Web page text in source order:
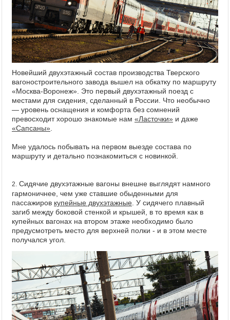
Новейший двухэтажный состав производства Тверского
вагоностроительного завода вышел на обкатку по маршруту
«Москва-Воронеж». Это первый двухэтажный поезд с
местами для сидения, сделанный в России. Что необычно
— уровень оснащения и комфорта без сомнений
превосходит хорошо знакомые нам «Ласточки» и даже
«Сапсаны».
Мне удалось побывать на первом выезде состава по
маршруту и детально познакомиться с новинкой.
2. Сидячие двухэтажные вагоны внешне выглядят намного
гармоничнее, чем уже ставшие обыденными для
пассажиров купейные двухэтажные. У сидячего плавный
загиб между боковой стенкой и крышей, в то время как в
купейных вагонах на втором этаже необходимо было
предусмотреть место для верхней полки - и в этом месте
получался угол.